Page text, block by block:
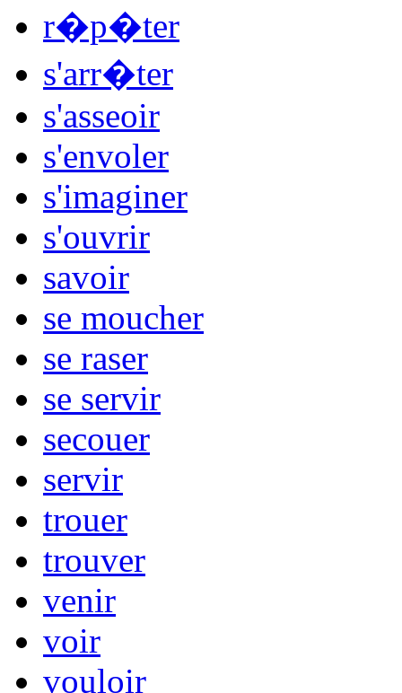
r�p�ter
s'arr�ter
s'asseoir
s'envoler
s'imaginer
s'ouvrir
savoir
se moucher
se raser
se servir
secouer
servir
trouer
trouver
venir
voir
vouloir